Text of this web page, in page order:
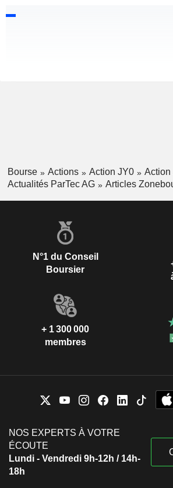
Bourse Actions Action JY0
Action
Actualités ParTec AG
Articles
N°1 du Conseil
Boursier
+ 1 300 000
membres
NOS EXPERTS À VOTRE
ÉCOUTE
Lundi - Vendredi 9h-12h / 14h-
18h